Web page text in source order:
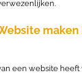
maken
een website